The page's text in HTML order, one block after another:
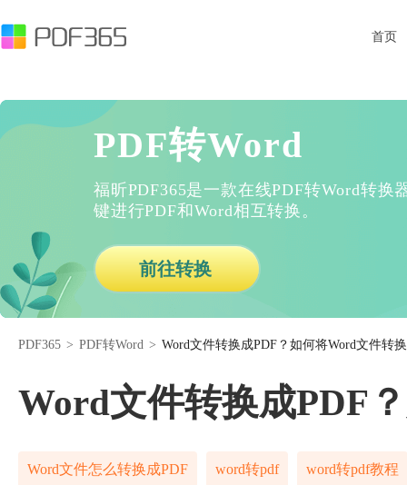
首页
PDF转Word
福昕PDF365是一款在线PDF转Word转换
键进行PDF和Word相互转换。
前往转换
PDF365 > PDF转Word > Word文件转换成PDF？如何将Word文件转
Word文件转换成PDF
Word文件怎么转换成PDF word转pdf word转pdf教程